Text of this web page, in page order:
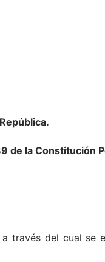
de la Constitución
través del cual se